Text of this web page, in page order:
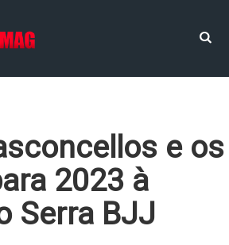
e os
2023 à
Serra BJJ